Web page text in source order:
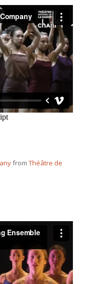
from Théâtre de